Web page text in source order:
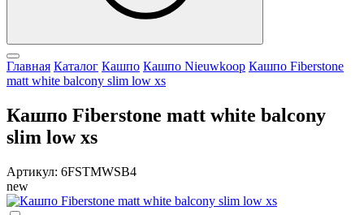
Главная Каталог Кашпо Кашпо Nieuwkoop Кашпо Fiberstone
matt white balcony slim low xs
Кашпо Fiberstone matt white balcony
slim low xs
Артикул: 6FSTMWSB4
new